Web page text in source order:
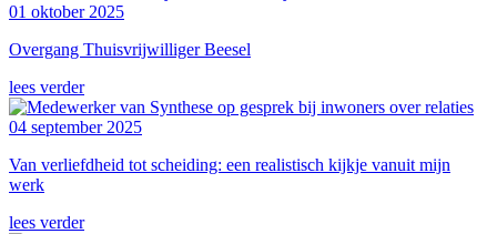
01 oktober 2025
Overgang Thuisvrijwilliger Beesel
lees verder
04 september 2025
Van verliefdheid tot scheiding: een realistisch kijkje vanuit mijn
werk
lees verder